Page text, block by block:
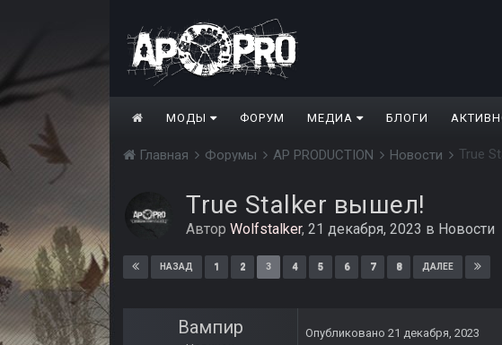
МОДЫ ФОРУМ МЕДИА БЛОГИ
Главная Форумы AP PRODUCTION Новости True
True Stalker вышел!
Автор Wolfstalker, 21 декабря, 2023 в Новости
НАЗАД 1 2 3 4 5 6 7 8 ДАЛЕЕ
Вампир Опубликовано 21 декабря, 2023